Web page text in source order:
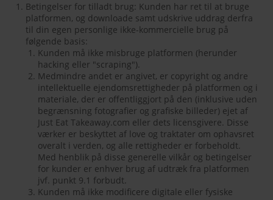
Betingelser for tilladt brug: Kunden har ret til at bruge
platformen, og downloade samt udskrive uddrag derfra
til din egen personlige ikke-kommercielle brug på
følgende basis:
Kunden må ikke misbruge platformen (herunder
hacking eller "scraping").
Medmindre andet er angivet, er copyright og andre
intellektuelle ejendomsrettigheder på platformen og i
materiale, der er offentliggjort på den (inklusive uden
begrænsning fotografier og grafiske billeder) ejet af
Just Eat Takeaway.com eller dets licensgivere. Disse
værker er beskyttet af love og traktater om ophavsret
overalt i verden, og alle rettigheder er forbeholdt.
Med henblik på disse generelle vilkår og betingelser
for kunder er enhver brug af udtræk fra platformen
jvf. punkt 9.1 forbudt.
Kunden må ikke modificere digitale eller fysiske